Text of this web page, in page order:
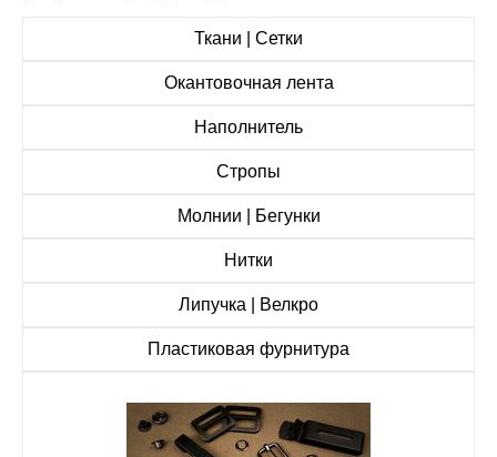
Ткани | Сетки
Окантовочная лента
Наполнитель
Стропы
Молнии | Бегунки
Нитки
Липучка | Велкро
Пластиковая фурнитура